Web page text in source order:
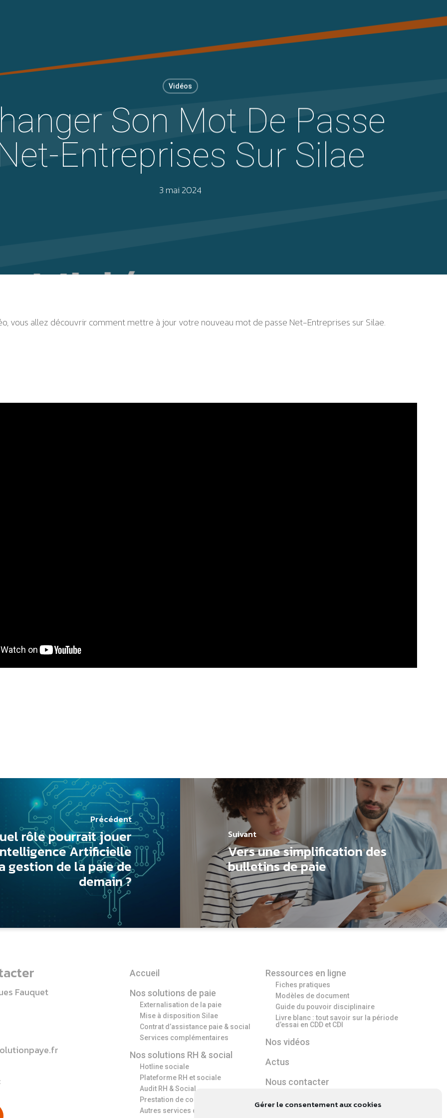
Gérer le consentement aux cookies
Vidéos
Son Mot De Passe
Entreprises Sur Silae
3 mai 2024
vous allez découvrir comment mettre à jour votre nouveau mot de passe Net-Entreprises sur Silae.
Précédent
rôle pourrait jouer
Artificielle
gestion de la paie de
demain ?
Suivant
Vers une simplification des
bulletins de paie
Fauquet
Accueil
Nos solutions de paie
Externalisation de la paie
Mise à disposition Silae
Contrat d’assistance paie & social
Services complémentaires
Nos solutions RH & social
Hotline sociale
Plateforme RH et sociale
Audit RH & Social
Prestation de conseil en RH
Autres services d’assistance
Ressources en ligne
Fiches pratiques
Modèles de document
Guide du pouvoir disciplinaire
Livre blanc : tout savoir sur la période
d’essai en CDD et CDI
Nos vidéos
Actus
Nous contacter